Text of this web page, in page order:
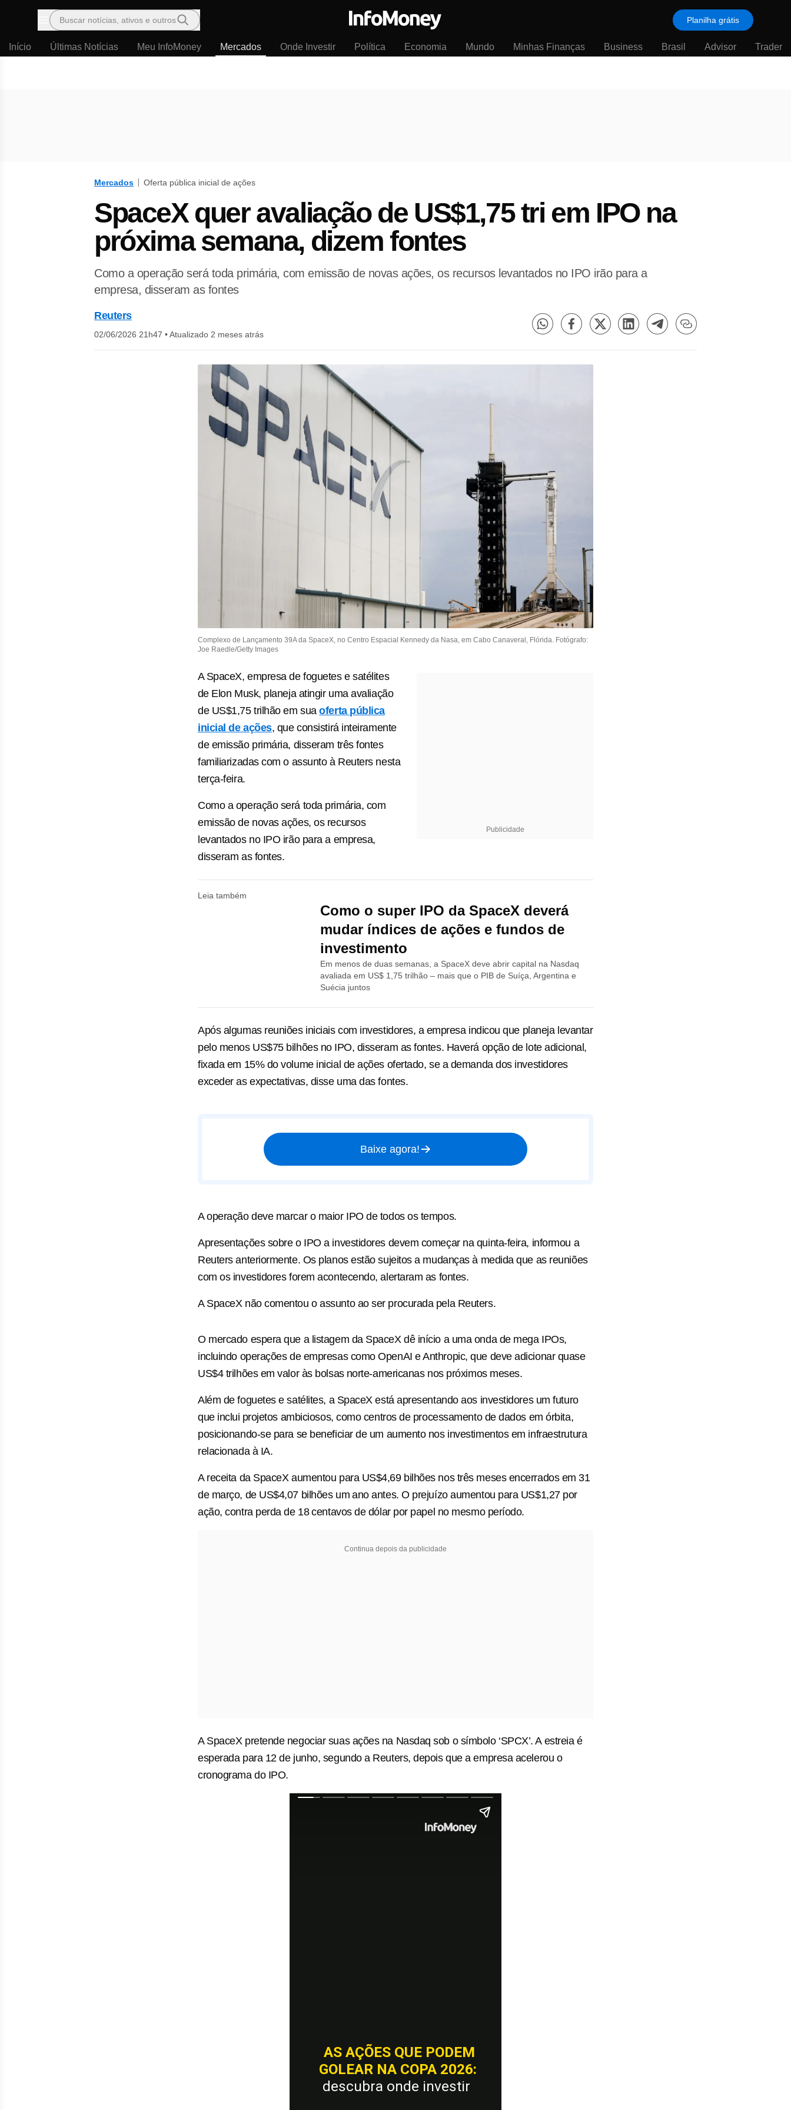
Menu
Buscar notícias, ativos e outros Planilha grátis
Início Últimas Notícias Meu InfoMoney Mercados Onde Investir Política Economia Mundo Minhas Finanças Business Brasil Advisor Trader
Mercados Oferta pública inicial de ações
SpaceX quer avaliação de US$1,75 tri em IPO na
próxima semana, dizem fontes
Como a operação será toda primária, com emissão de novas ações, os recursos levantados no IPO irão para a
empresa, disseram as fontes
Reuters
02/06/2026 21h47 •Atualizado 2 meses atrás
Complexo de Lançamento 39A da SpaceX, no Centro Espacial Kennedy da Nasa, em Cabo Canaveral, Flórida. Fotógrafo:
Joe Raedle/Getty Images
Publicidade
A ⁠SpaceX, empresa de foguetes e satélites
⁠de Elon Musk, planeja atingir uma avaliação
de ‌US$1,75 trilhão em suaoferta pública
inicial de ações, que consistirá inteiramente
de emissão primária, disseram três fontes
‌familiarizadas com o assunto à Reuters nesta
terça-feira.
Como a operação será toda primária, com
emissão de novas ações, os recursos
levantados no IPO irão para a empresa,
disseram as fontes.
Leia também
Como o super IPO da SpaceX deverá
mudar índices de ações e fundos de
investimento
Em menos de duas semanas, a SpaceX deve abrir capital na Nasdaq
avaliada em US$ 1,75 trilhão – mais que o PIB de Suíça, Argentina e
Suécia juntos
Após algumas reuniões iniciais com investidores, a ⁠empresa ‌indicou que planeja levantar
pelo menos US$75 bilhões no ⁠IPO, disseram as fontes. Haverá opção de lote adicional,
fixada em 15% do volume inicial de ações ofertado, se a demanda dos investidores
exceder as expectativas, disse uma das fontes.
Baixe agora!
A operação deve marcar o ​maior IPO de todos os tempos.
Apresentações sobre o IPO a investidores devem começar na quinta-feira, informou a ​
Reuters anteriormente. Os planos estão sujeitos a mudanças à medida que as reuniões
com os investidores forem acontecendo, alertaram as fontes.
A SpaceX não comentou o assunto ao ser procurada pela Reuters.
O mercado espera que ‌a listagem da SpaceX dê início ​a uma onda de mega IPOs,
incluindo operações de empresas como OpenAI e Anthropic, que deve adicionar quase
US$4 trilhões em valor às bolsas ⁠norte-americanas nos próximos meses.
Além ​de foguetes ​e satélites, a SpaceX está apresentando aos investidores um futuro
que inclui ⁠projetos ambiciosos, como centros de ​processamento de dados em órbita,
posicionando-se para se beneficiar de um aumento nos investimentos em infraestrutura
relacionada à IA.
A receita ​da SpaceX aumentou para US$4,69 bilhões nos três meses encerrados em 31
de março, de ​US$4,07 bilhões um ⁠ano antes. O prejuízo aumentou para US$1,27 por
ação, contra perda de 18 ⁠centavos de dólar por papel no mesmo período.
Continua depois da publicidade
A SpaceX pretende negociar suas ações na Nasdaq sob o símbolo ‘SPCX’. A estreia é
esperada para 12 de junho, segundo a Reuters, depois que a empresa acelerou o
cronograma do ​IPO.